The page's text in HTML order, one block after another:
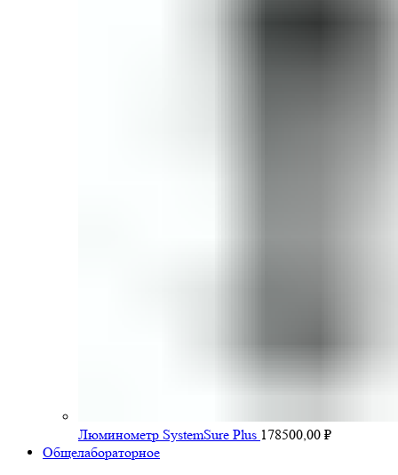
Люминометр SystemSure Plus 178500,00 ₽
Общелабораторное